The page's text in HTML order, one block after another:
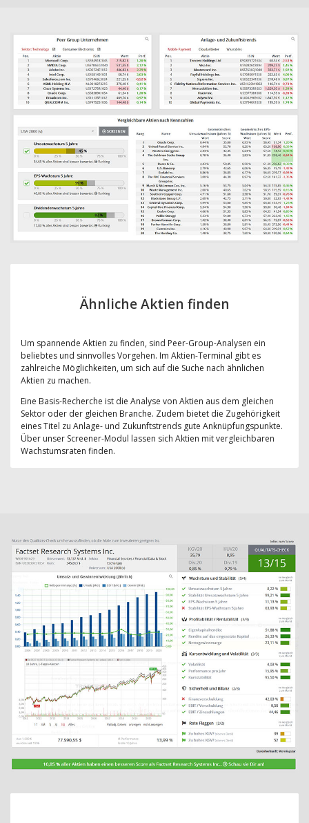
Ähnliche Aktien finden
Um spannende Aktien zu finden, sind Peer-Group-Analysen ein
beliebtes und sinnvolles Vorgehen. Im Aktien-Terminal gibt es
zahlreiche Möglichkeiten, um sich auf die Suche nach ähnlichen
Aktien zu machen.
Eine Basis-Recherche ist die Analyse von Aktien aus dem gleichen
Sektor oder der gleichen Branche. Zudem bietet die Zugehörigkeit
eines Titel zu Anlage- und Zukunftstrends gute Anknüpfungspunkte.
Über unser Screener-Modul lassen sich Aktien mit vergleichbaren
Wachstumsraten finden.